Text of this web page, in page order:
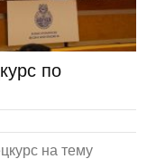
по
на тему